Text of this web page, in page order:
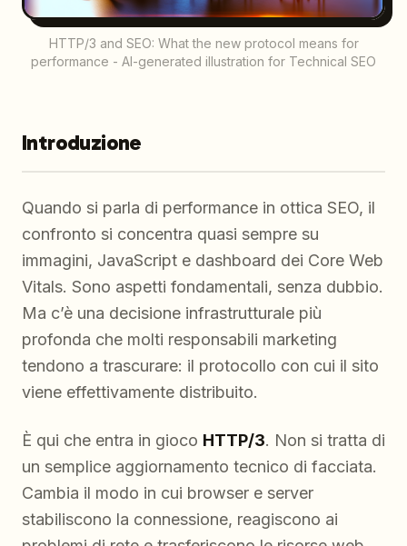
HTTP/3 and SEO: What the new protocol means for
performance - AI-generated illustration for Technical SEO
Introduzione
Quando si parla di performance in ottica SEO, il
confronto si concentra quasi sempre su
immagini, JavaScript e dashboard dei Core Web
Vitals. Sono aspetti fondamentali, senza dubbio.
Ma c’è una decisione infrastrutturale più
profonda che molti responsabili marketing
tendono a trascurare: il protocollo con cui il sito
viene effettivamente distribuito.
È qui che entra in gioco HTTP/3. Non si tratta di
un semplice aggiornamento tecnico di facciata.
Cambia il modo in cui browser e server
stabiliscono la connessione, reagiscono ai